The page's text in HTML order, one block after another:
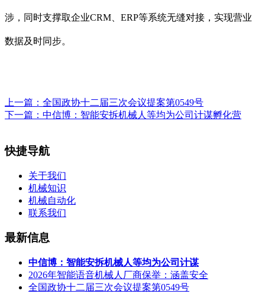
涉，同时支撑取企业CRM、ERP等系统无缝对接，实现营业
数据及时同步。
上一篇： 全国政协十二届三次会议提案第0549号
下一篇： 中信博：智能安拆机械人等均为公司计谋孵化营
快捷导航
关于我们
机械知识
机械自动化
联系我们
最新信息
中信博：智能安拆机械人等均为公司计谋
2026年智能语音机械人厂商保举：涵盖安全
全国政协十二届三次会议提案第0549号